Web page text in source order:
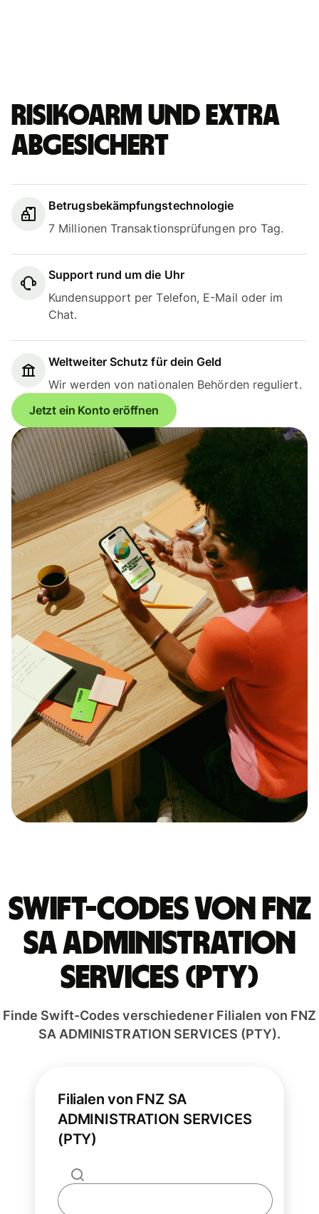
Risikoarm und extra
abgesichert
Betrugsbekämpfungstechnologie
7 Millionen Transaktionsprüfungen pro Tag.
Support rund um die Uhr
Kundensupport per Telefon, E-Mail oder im
Chat.
Weltweiter Schutz für dein Geld
Wir werden von nationalen Behörden reguliert.
Jetzt ein Konto eröffnen
Swift-Codes von FNZ
SA ADMINISTRATION
SERVICES (PTY)
Finde Swift-Codes verschiedener Filialen von FNZ
SA ADMINISTRATION SERVICES (PTY).
Filialen von FNZ SA
ADMINISTRATION SERVICES
(PTY)